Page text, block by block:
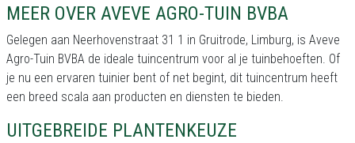
MEER OVER AVEVE AGRO-TUIN BVBA
Gelegen aan Neerhovenstraat 31 1 in Gruitrode, Limburg, is Aveve
Agro-Tuin BVBA de ideale tuincentrum voor al je tuinbehoeften. Of
je nu een ervaren tuinier bent of net begint, dit tuincentrum heeft
een breed scala aan producten en diensten te bieden.
UITGEBREIDE PLANTENKEUZE